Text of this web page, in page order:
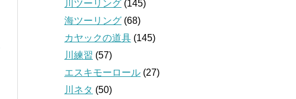
川ツーリング (145)
海ツーリング (68)
カヤックの道具 (145)
川練習 (57)
エスキモーロール (27)
川ネタ (50)